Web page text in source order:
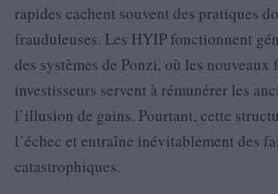
rapides cachent souvent des pratiques
frauduleuses. Les HYIP fonctionnent
des systèmes de Ponzi, où les nouveaux
investisseurs servent à rémunérer les
l’illusion de gains. Pourtant, cette
l’échec et entraîne inévitablement des
catastrophiques.